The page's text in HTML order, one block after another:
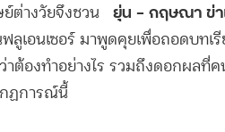
ต่างวัยจึงชวน ยุ่น – กฤษณา ข่า
ลูเอนเซอร์ มาพูดคุยเพื่อถอดบทเรี
ว่าต้องทำอย่างไร รวมถึงดอกผลที่
ฏการณ์นี้